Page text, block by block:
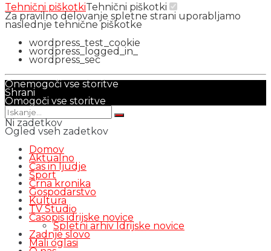
Tehnični piškotkiTehnični piškotki
Za pravilno delovanje spletne strani uporabljamo
naslednje tehnične piškotke
wordpress_test_cookie
wordpress_logged_in_
wordpress_sec
Onemogoči vse storitve
Shrani
Omogoči vse storitve
Ni zadetkov
Ogled vseh zadetkov
Domov
Aktualno
Čas in ljudje
Šport
Črna kronika
Gospodarstvo
Kultura
TV Studio
Časopis idrijske novice
Spletni arhiv Idrijske novice
Zadnje slovo
Mali oglasi